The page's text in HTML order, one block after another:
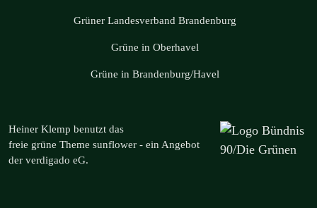
Grüner Landesverband Brandenburg
Grüne in Oberhavel
Grüne in Brandenburg/Havel
Heiner Klemp benutzt das
freie grüne Theme sunflower ‐ ein Angebot
der verdigado eG.